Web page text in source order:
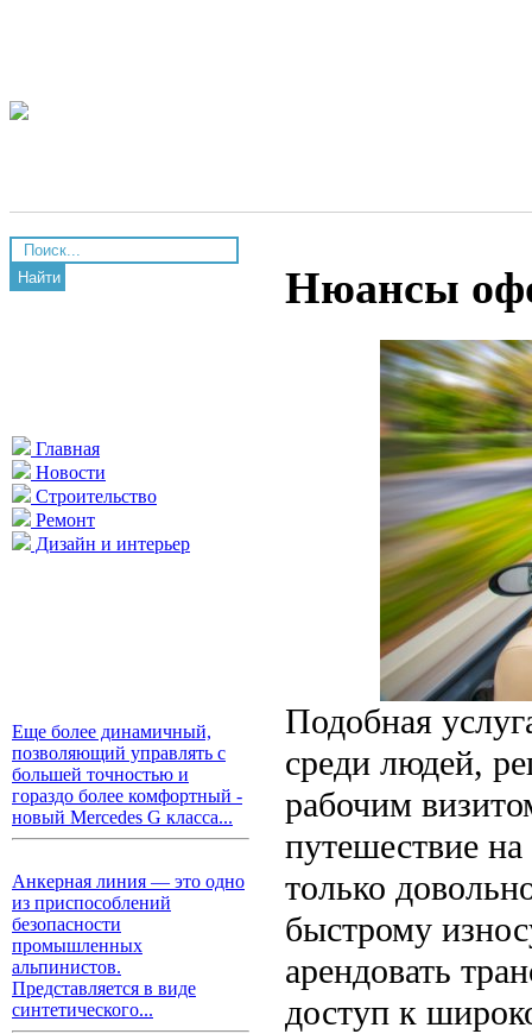
Найти
Главная
Новости
Строительство
Ремонт
Дизайн и интерьер
Еще более динамичный,
позволяющий управлять с
большей точностью и
гораздо более комфортный -
новый Mercedes G класса...
Анкерная линия — это одно
из приспособлений
безопасности
промышленных
альпинистов.
Представляется в виде
синтетического...
Нюансы
Подобная
среди людей,
рабочим
путешествие
только
быстрому
арендовать
доступ к